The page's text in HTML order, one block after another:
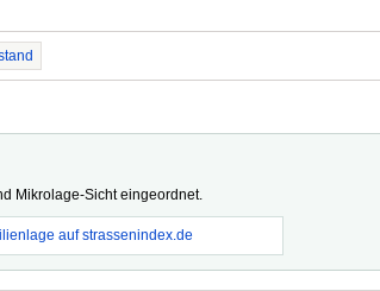
Mikrolage-Sicht eingeordnet.
auf strassenindex.de